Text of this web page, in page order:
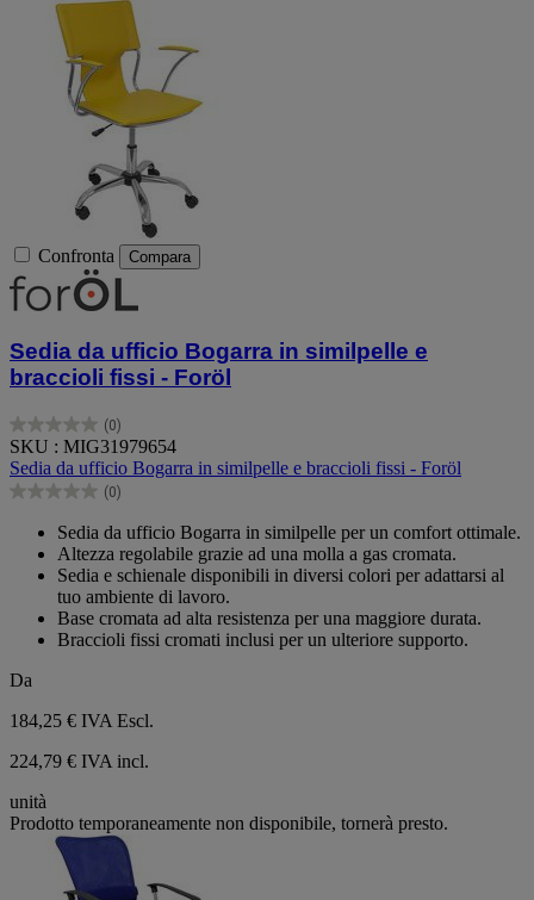
Confronta Compara
Sedia da ufficio Bogarra in similpelle e
braccioli fissi - Foröl
(0)
0.0
su
5
stelle.
SKU : MIG31979654
Sedia da ufficio Bogarra in similpelle e braccioli fissi - Foröl
(0)
0.0
Sedia da ufficio Bogarra in similpelle per un comfort ottimale.
Altezza regolabile grazie ad una molla a gas cromata.
Sedia e schienale disponibili in diversi colori per adattarsi al
tuo ambiente di lavoro.
Base cromata ad alta resistenza per una maggiore durata.
Braccioli fissi cromati inclusi per un ulteriore supporto.
Da
184,25 € IVA Escl.
224,79 € IVA incl.
unità
Prodotto temporaneamente non disponibile, tornerà presto.